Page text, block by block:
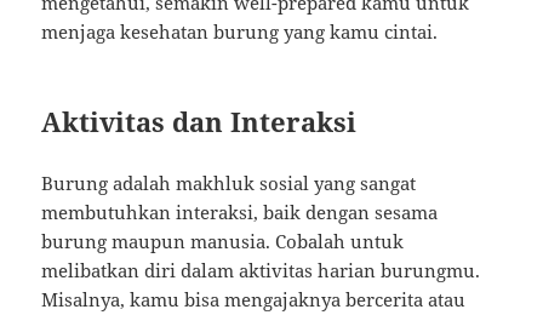
menjaga kesehatan burung yang kamu cintai.
Aktivitas dan Interaksi
Burung adalah makhluk sosial yang sangat
membutuhkan interaksi, baik dengan sesama
burung maupun manusia. Cobalah untuk
melibatkan diri dalam aktivitas harian burungmu.
Misalnya, kamu bisa mengajaknya bercerita atau